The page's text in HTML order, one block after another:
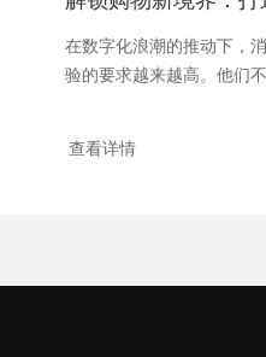
在数字化浪潮的推动下，
验的要求越来越高。他们
查看详情